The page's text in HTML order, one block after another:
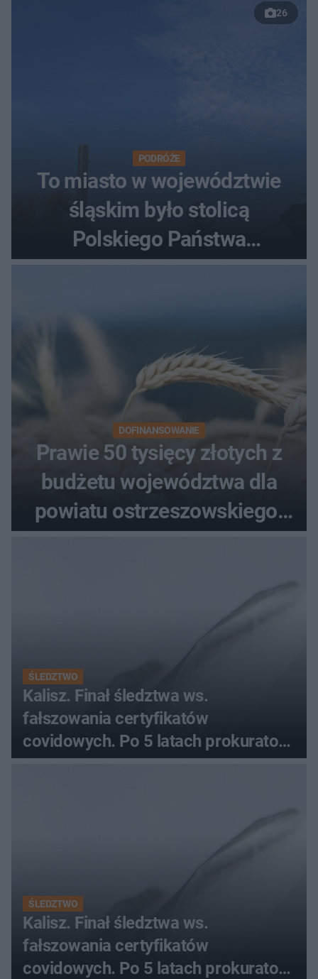
26
PODRÓŻE
To miasto w województwie
śląskim było stolicą
Polskiego Państwa
Podziemnego. Dziś zna je
DOFINANSOWANIE
Prawie 50 tysięcy złotych z
budżetu województwa dla
powiatu ostrzeszowskiego.
Pieniądze trafią do czterech
ŚLEDZTWO
Kalisz. Finał śledztwa ws.
fałszowania certyfikatów
covidowych. Po 5 latach prokurator
zamyka sprawę
ŚLEDZTWO
Kalisz. Finał śledztwa ws.
fałszowania certyfikatów
covidowych. Po 5 latach prokurator